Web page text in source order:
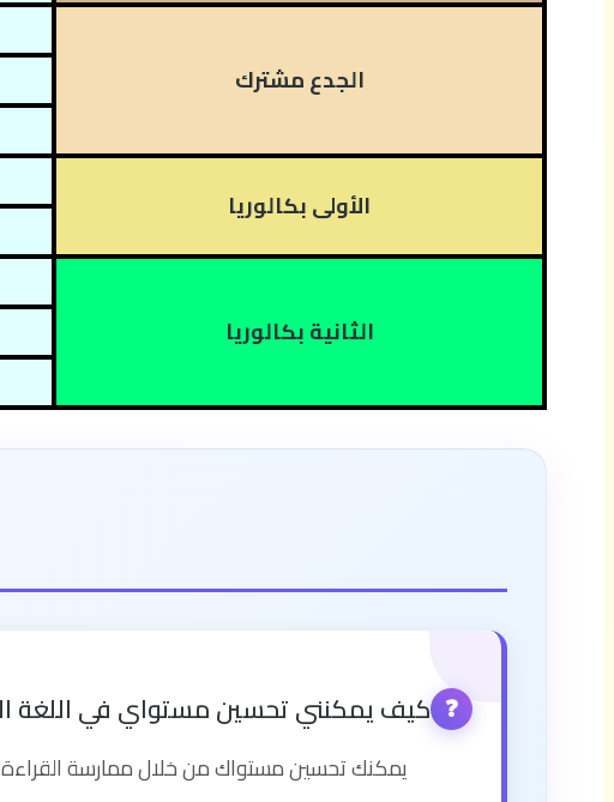
الجدع مشترك
الأولى بكالوريا
الثانية بكالوريا
❓ كيف يمكنني تحسين مستواي في اللغة
يمكنك تحسين مستواك من خلال ممارسة القراءة